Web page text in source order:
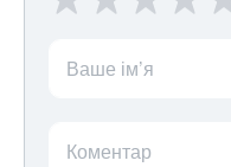
Ваше ім’я
Коментар